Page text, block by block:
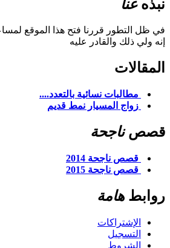
نبذهعنا
في ظل التطور قررنا فتح هذا الموقع
إنه ولي ذلك والقادر عليه
المقالات
مطالبات نسائية بالتعدد....
زواج المسيار نمط قديم
قصصناجحة
قصص ناجحة 2014
قصص ناجحة 2015
روابط هامة
الإشتراكات
التسجيل
الشروط